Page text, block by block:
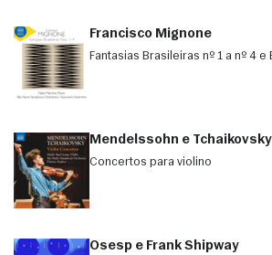
Francisco Mignone
Fantasias Brasileiras nº 1 a nº 4
Mendelssohn e Tchaikovsky
Concertos para violino
Osesp e Frank Shipway